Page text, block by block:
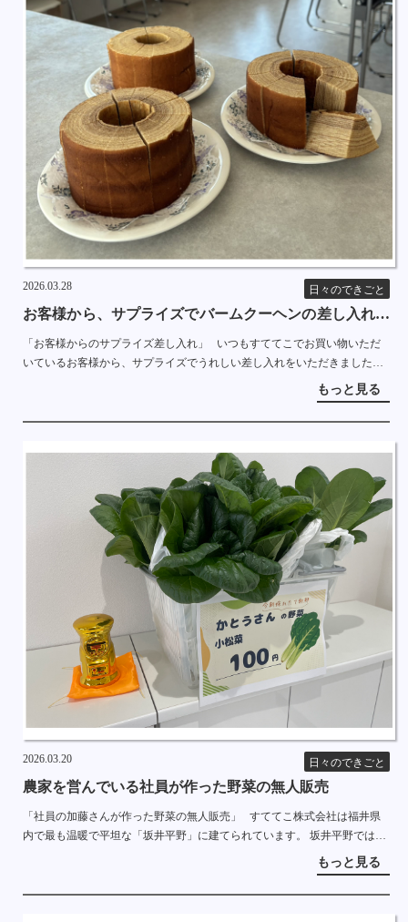
日々のできごと
2026.03.28
お客様から、サプライズでバームクーヘンの差し入れを
いただきました
「お客様からのサプライズ差し入れ」 いつもすててこでお買い物いただ
いているお客様から、サプライズでうれしい差し入れをいただきました。
なんと、めっちゃでっかいバームクーヘン３つ！！ お客様から […]
もっと見る
日々のできごと
2026.03.20
農家を営んでいる社員が作った野菜の無人販売
「社員の加藤さんが作った野菜の無人販売」 すててこ株式会社は福井県
内で最も温暖で平坦な「坂井平野」に建てられています。 坂井平野では稲
作が主流ですが、農家の方は二毛作として、大麦や野菜を育てています。
もっと見る